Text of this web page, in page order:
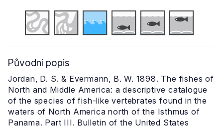
Původní popis
Jordan, D. S. & Evermann, B. W. 1898. The fishes of
North and Middle America: a descriptive catalogue
of the species of fish-like vertebrates found in the
waters of North America north of the Isthmus of
Panama. Part III. Bulletin of the United States